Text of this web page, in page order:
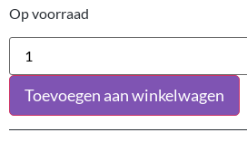
Op voorraad
Toevoegen aan winkelwagen